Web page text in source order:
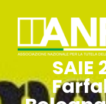
SAIE